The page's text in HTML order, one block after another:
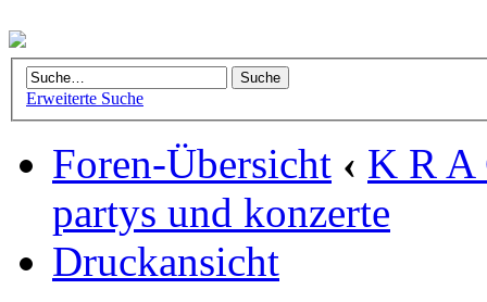
Erweiterte Suche
Foren-Übersicht ‹ K R A
partys und konzerte
Druckansicht